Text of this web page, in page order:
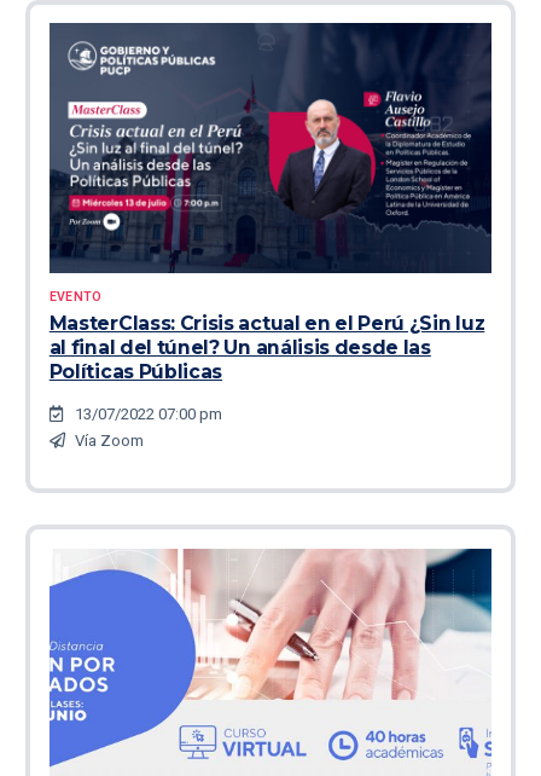
EVENTO
MasterClass: Crisis actual en el Perú ¿Sin luz
al final del túnel? Un análisis desde las
Políticas Públicas
13/07/2022 07:00 pm
Vía Zoom